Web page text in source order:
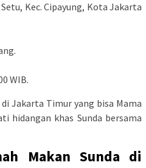
Kec. Cipayung, Kota Jakarta
WIB.
Jakarta Timur yang bisa Mama
hidangan khas Sunda bersama
Makan Sunda di